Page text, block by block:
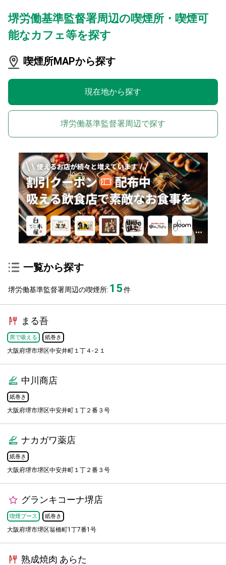
堺労働基準監督署周辺の喫煙所・喫煙可
能なカフェ等を探す
喫煙所MAPから探す
現在地から探す
堺労働基準監督署周辺で探す
一覧から探す
堺労働基準監督署周辺の喫煙所: 15件
まる吾
席で吸える 紙巻き
大阪府堺市堺区中安井町１丁４-２１
中川商店
紙巻き
大阪府堺市堺区中安井町１丁２番３号
ナカガワ薬店
紙巻き
大阪府堺市堺区中安井町１丁２番３号
グランキコーナ堺店
喫煙ブース 紙巻き
大阪府堺市堺区翁橋町1丁7番1号
熟成焼肉 あらた